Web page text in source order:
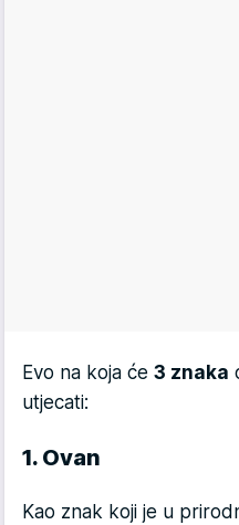
Evo na koja će 3 znaka
utjecati:
1. Ovan
Kao znak koji je u